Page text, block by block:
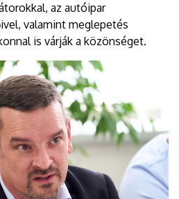
az autóipar
valamint meglepetés
is várják a közönséget.